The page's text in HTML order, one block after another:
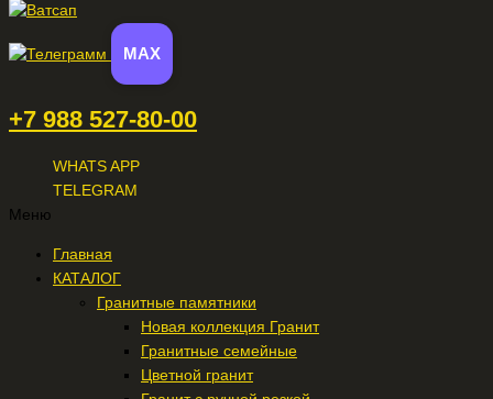
MAX
+7 988 527-80-00
WHATS APP
TELEGRAM
Меню
Главная
КАТАЛОГ
Гранитные памятники
Новая коллекция Гранит
Гранитные семейные
Цветной гранит